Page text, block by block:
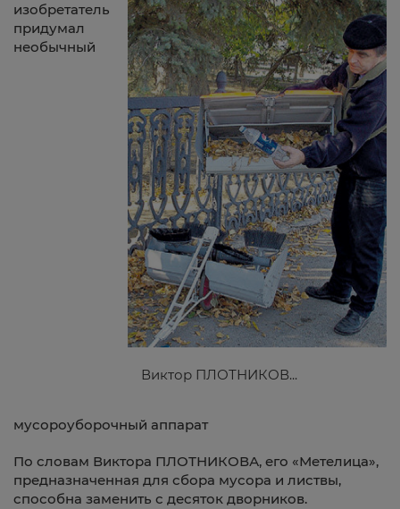
Виктор ПЛОТНИКОВ...
изобретатель
придумал
необычный
мусороуборочный аппарат
По словам Виктора ПЛОТНИКОВА, его «Метелица»,
предназначенная для сбора мусора и листвы,
способна заменить с десяток дворников.